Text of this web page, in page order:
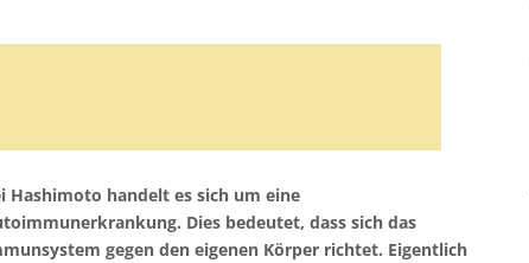
Hashimoto handelt es sich um eine
Dies bedeutet, dass sich das
gegen den eigenen Körper richtet. Eigentlich